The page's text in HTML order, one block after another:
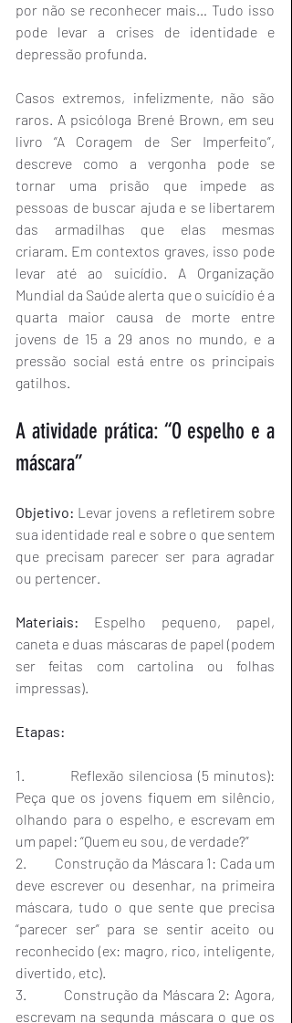
por não se reconhecer mais… Tudo isso
pode levar a crises de identidade e
depressão profunda.
Casos extremos, infelizmente, não são
raros. A psicóloga Brené Brown, em seu
livro “A Coragem de Ser Imperfeito”,
descreve como a vergonha pode se
tornar uma prisão que impede as
pessoas de buscar ajuda e se libertarem
das armadilhas que elas mesmas
criaram. Em contextos graves, isso pode
levar até ao suicídio. A Organização
Mundial da Saúde alerta que o suicídio é a
quarta maior causa de morte entre
jovens de 15 a 29 anos no mundo, e a
pressão social está entre os principais
gatilhos.
A atividade prática: “O espelho e a
máscara”
Objetivo: Levar jovens a refletirem sobre
sua identidade real e sobre o que sentem
que precisam parecer ser para agradar
ou pertencer.
Materiais: Espelho pequeno, papel,
caneta e duas máscaras de papel (podem
ser feitas com cartolina ou folhas
impressas).
Etapas:
1.         Reflexão silenciosa (5 minutos):
Peça que os jovens fiquem em silêncio,
olhando para o espelho, e escrevam em
um papel: “Quem eu sou, de verdade?”
2.         Construção da Máscara 1: Cada um
deve escrever ou desenhar, na primeira
máscara, tudo o que sente que precisa
“parecer ser” para se sentir aceito ou
reconhecido (ex: magro, rico, inteligente,
divertido, etc).
3.         Construção da Máscara 2: Agora,
escrevam na segunda máscara o que os